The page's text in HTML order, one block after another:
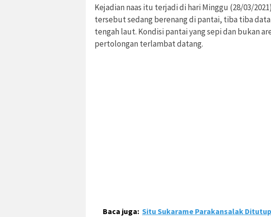
Kejadian naas itu terjadi di hari Minggu (28/03/
tersebut sedang berenang di pantai, tiba tiba
tengah laut. Kondisi pantai yang sepi dan bukan
pertolongan terlambat datang.
Baca juga: Situ Sukarame Parakansalak